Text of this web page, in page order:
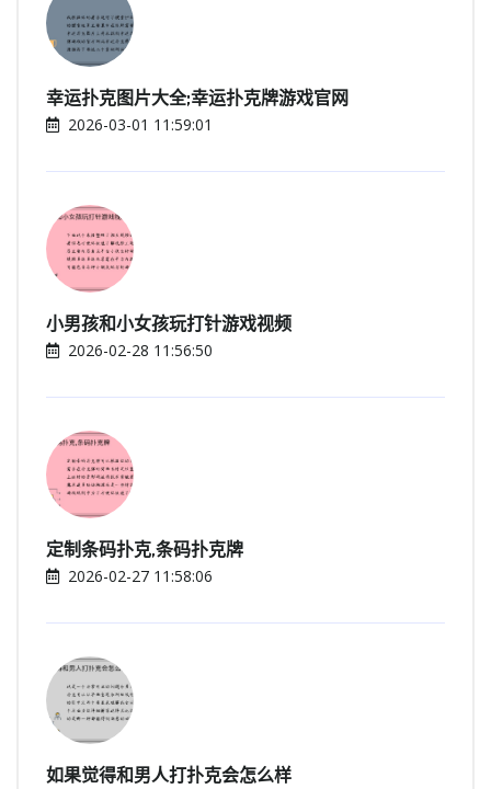
幸运扑克图片大全;幸运扑克牌游戏官网
2026-03-01 11:59:01
小男孩和小女孩玩打针游戏视频
2026-02-28 11:56:50
定制条码扑克,条码扑克牌
2026-02-27 11:58:06
如果觉得和男人打扑克会怎么样